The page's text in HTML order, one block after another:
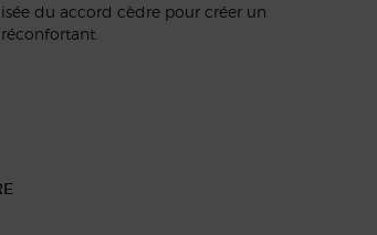
du accord cèdre pour créer un